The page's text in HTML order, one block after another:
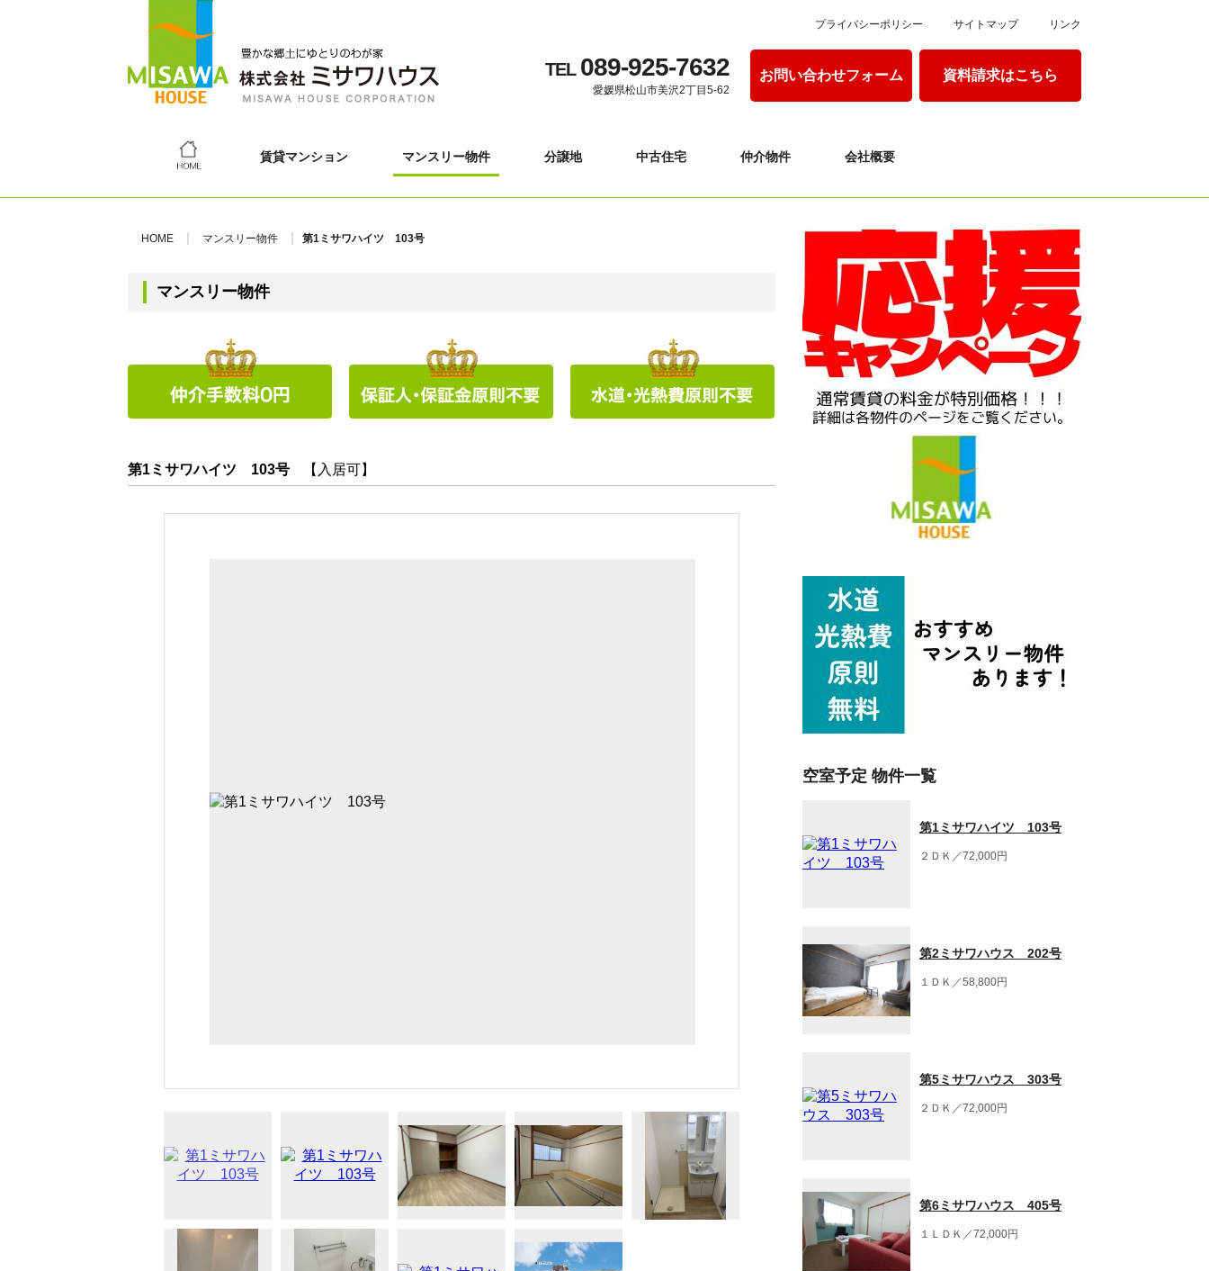
プライバシーポリシー サイトマップ リンク
TEL 089-925-7632
愛媛県松山市美沢2丁目5-62
お問い合わせフォーム 資料請求はこちら
賃貸マンション マンスリー物件 分譲地 中古住宅 仲介物件 会社概要
HOME マンスリー物件 第1ミサワハイツ 103号
マンスリー物件
第1ミサワハイツ 103号 【入居可】
空室予定 物件一覧
第1ミサワハイツ 103号
２ＤＫ／72,000円
第2ミサワハウス 202号
１ＤＫ／58,800円
第5ミサワハウス 303号
２ＤＫ／72,000円
第6ミサワハウス 405号
１ＬＤＫ／72,000円